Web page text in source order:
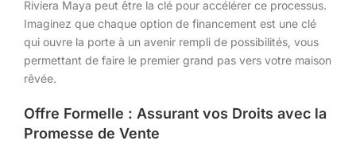
Riviera Maya peut être la clé pour accélérer ce processus.
Imaginez que chaque option de financement est une clé
qui ouvre la porte à un avenir rempli de possibilités, vous
permettant de faire le premier grand pas vers votre maison
rêvée.
Offre Formelle : Assurant vos Droits avec la
Promesse de Vente